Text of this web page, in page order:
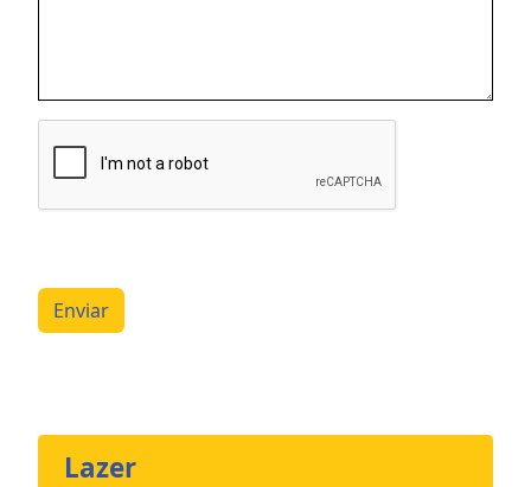
Enviar
Lazer